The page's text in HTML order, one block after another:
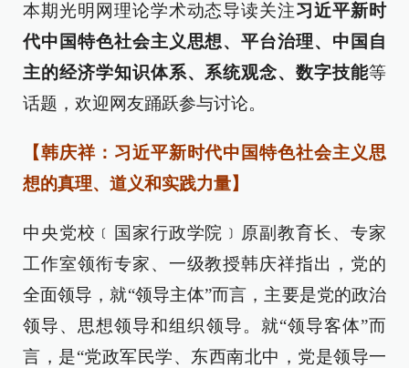
本期光明网理论学术动态导读关注习近平新时
代中国特色社会主义思想、平台治理、中国自
主的经济学知识体系、系统观念、数字技能等
话题，欢迎网友踊跃参与讨论。
【韩庆祥：习近平新时代中国特色社会主义思
想的真理、道义和实践力量】
中央党校﹝国家行政学院﹞原副教育长、专家
工作室领衔专家、一级教授韩庆祥指出，党的
全面领导，就“领导主体”而言，主要是党的政治
领导、思想领导和组织领导。就“领导客体”而
言，是“党政军民学、东西南北中，党是领导一